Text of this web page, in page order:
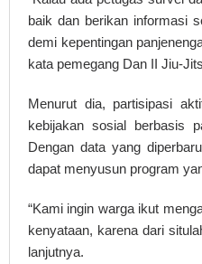
baik dan berikan informasi
demi kepentingan
kata pemegang Dan II Jiu-
Menurut dia, partisipasi
kebijakan sosial berbasis
Dengan data yang
dapat menyusun program
“Kami ingin warga ikut
kenyataan, karena dari
lanjutnya.